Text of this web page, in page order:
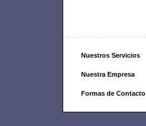
Nuestros Servicios
Nuestra Empresa
Formas de Contacto